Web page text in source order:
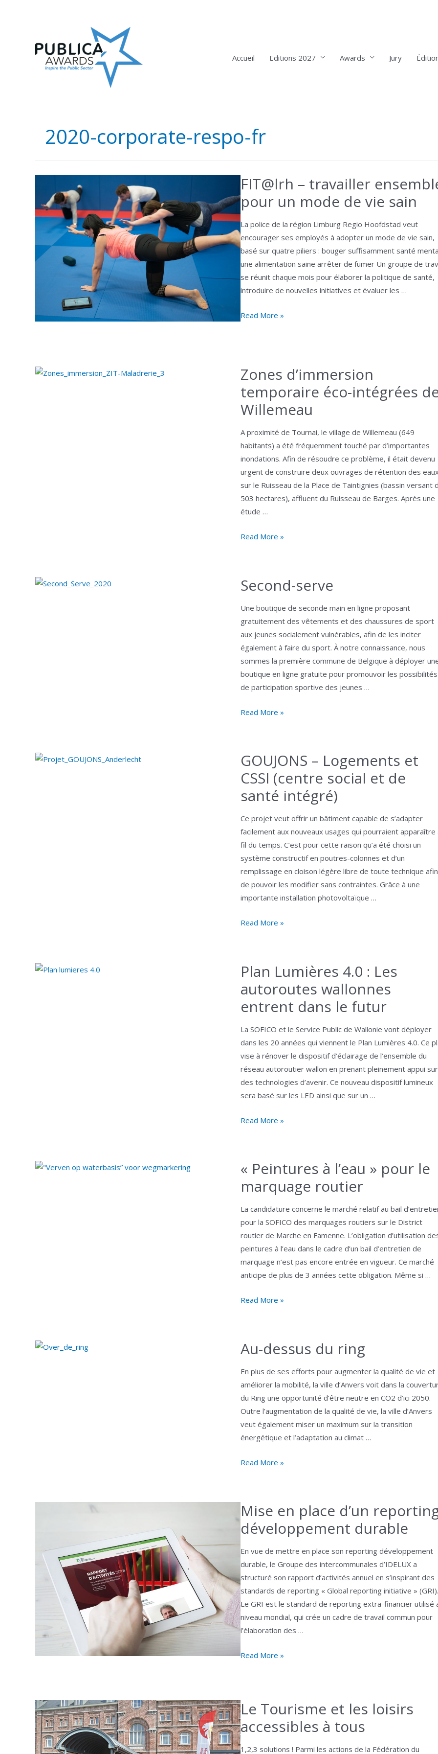
Accueil Editions 2027 Awards Jury
2020-corporate-respo-fr
FIT@lrh – travailler
pour un mode de vie sain
La police de la région Limburg Regio Hoofdstad veut
encourager ses employés à adopter un mode de vie sain,
basé sur quatre piliers : bouger suffisamment santé
une alimentation saine arrêter de fumer Un groupe de
se réunit chaque mois pour élaborer la politique de santé,
introduire de nouvelles initiatives et évaluer les …
FIT@lrh
pour
un
mode
de
sain
Read More »
Zones d’immersion
temporaire éco-intégrées
Willemeau
A proximité de Tournai, le village de Willemeau (649
habitants) a été fréquemment touché par d’importantes
inondations. Afin de résoudre ce problème, il était devenu
urgent de construire deux ouvrages de rétention des
sur le Ruisseau de la Place de Taintignies (bassin versant
503 hectares), affluent du Ruisseau de Barges. Après une
étude …
Zones
intégrées
Read More »
Second-serve
Une boutique de seconde main en ligne proposant
gratuitement des vêtements et des chaussures de sport
aux jeunes socialement vulnérables, afin de les inciter
également à faire du sport. À notre connaissance, nous
sommes la première commune de Belgique à déployer
boutique en ligne gratuite pour promouvoir les possibilités
de participation sportive des jeunes …
Second-
Read More »
GOUJONS – Logements et
CSSI (centre social et de
santé intégré)
Ce projet veut offrir un bâtiment capable de s’adapter
facilement aux nouveaux usages qui pourraient apparaître
fil du temps. C’est pour cette raison qu’a été choisi un
système constructif en poutres-colonnes et d’un
remplissage en cloison légère libre de toute technique afin
de pouvoir les modifier sans contraintes. Grâce à une
importante installation photovoltaïque …
GOUJONS
CSSI
(centre
et
de
santé
intégré)
Read More »
Plan Lumières 4.0 : Les
autoroutes wallonnes
entrent dans le futur
La SOFICO et le Service Public de Wallonie vont déployer
dans les 20 années qui viennent le Plan Lumières 4.0. Ce
vise à rénover le dispositif d’éclairage de l’ensemble du
réseau autoroutier wallon en prenant pleinement appui sur
des technologies d’avenir. Ce nouveau dispositif lumineux
sera basé sur les LED ainsi que sur un …
Plan
Les
autoroutes
entrent
dans
le
futur
Read More »
« Peintures à l’eau » pour le
marquage routier
La candidature concerne le marché relatif au bail
pour la SOFICO des marquages routiers sur le District
routier de Marche en Famenne. L’obligation d’utilisation
peintures à l’eau dans le cadre d’un bail d’entretien de
marquage n’est pas encore entrée en vigueur. Ce marché
anticipe de plus de 3 années cette obligation. Même si …
« Peintures
le
routier
Read More »
Au-dessus du ring
En plus de ses efforts pour augmenter la qualité de vie et
améliorer la mobilité, la ville d’Anvers voit dans la
du Ring une opportunité d’être neutre en CO2 d’ici 2050.
Outre l’augmentation de la qualité de vie, la ville d’Anvers
veut également miser un maximum sur la transition
énergétique et l’adaptation au climat …
Au-
ring
Read More »
Mise en place d’un
développement durable
En vue de mettre en place son reporting développement
durable, le Groupe des intercommunales d’IDELUX a
structuré son rapport d’activités annuel en s’inspirant des
standards de reporting « Global reporting initiative » (GRI).
Le GRI est le standard de reporting extra-financier utilisé
niveau mondial, qui crée un cadre de travail commun pour
l’élaboration des …
Mise
reporting
développement
durable
Read More »
Le Tourisme et les loisirs
accessibles à tous
1,2,3 solutions ! Parmi les actions de la Fédération du